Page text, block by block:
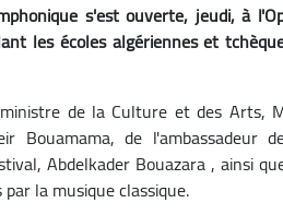
s'est ouverte, jeudi, à
les écoles algériennes et
de la Culture et des Arts,
Bouamama, de l'ambassadeur
Abdelkader Bouazara , ainsi
la musique classique.